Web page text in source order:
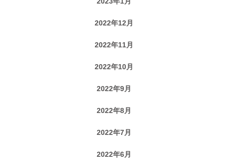
2022年12月
2022年11月
2022年10月
2022年9月
2022年8月
2022年7月
2022年6月